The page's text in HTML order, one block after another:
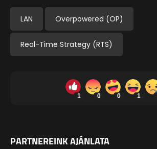
LAN Overpowered (OP)
Real-Time Strategy (RTS)
1 0 0 1
PARTNEREINK AJÁNLATA